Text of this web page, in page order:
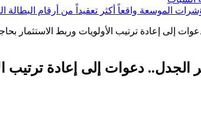
الموسعة واقعاً أكثر تعقيداً من أرقام البطالة
إلى إعادة ترتيب الأولويات وربط الاستثمار
الجدل.. دعوات إلى إعادة ترتيب